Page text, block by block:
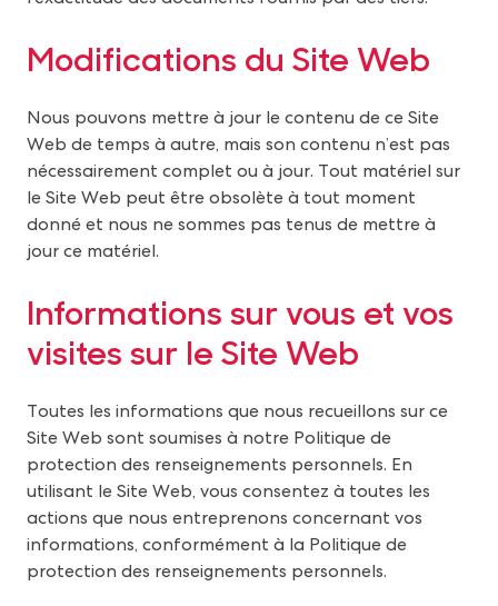
Modifications du Site Web
Nous pouvons mettre à jour le contenu de ce Site
Web de temps à autre, mais son contenu n’est pas
nécessairement complet ou à jour. Tout matériel sur
le Site Web peut être obsolète à tout moment
donné et nous ne sommes pas tenus de mettre à
jour ce matériel.
Informations sur vous et vos
visites sur le Site Web
Toutes les informations que nous recueillons sur ce
Site Web sont soumises à notre Politique de
protection des renseignements personnels. En
utilisant le Site Web, vous consentez à toutes les
actions que nous entreprenons concernant vos
informations, conformément à la Politique de
protection des renseignements personnels.